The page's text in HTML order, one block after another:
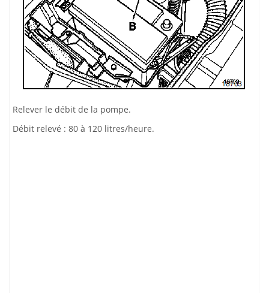
Relever le débit de la pompe.
Débit relevé : 80 à 120 litres/heure.